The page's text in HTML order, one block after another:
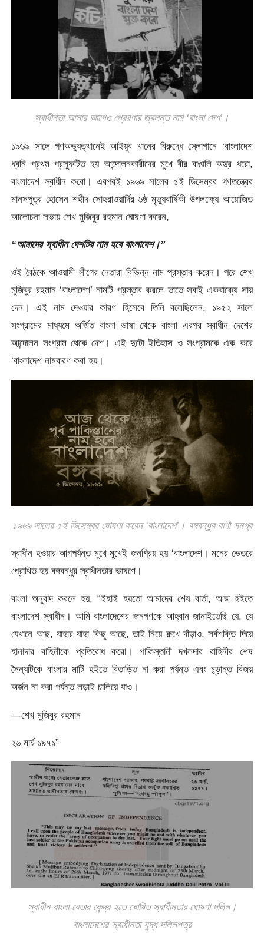
স্বাধীনতা আসার আগেও প্রেরণার জ্বলন্ত নাম ‘বাংলা দেশ’।
১৯৬৯ সালে গণঅভ্যুত্থানেই আইয়ুব খানের বিরুদ্ধে স্লোগানে ‘বাংলাদেশ
ধ্বনি প্রথম প্রস্ফুটিত হয় আন্দোলনকারীদের মুখে বীর বাঙালি অস্ত্র ধরো,
বাংলাদেশ স্বাধীন করো। এরপরই ১৯৬৯ সালের ৫ই ডিসেম্বর গণতন্ত্রের
মানসপুত্র হোসেন শহীদ সোহরাওয়ার্দির ৬ষ্ঠ মৃত্যুবার্ষিকী উপলক্ষ্যে আয়োজিত
আলোচনা সভায় শেখ মুজিবুর রহমান ঘোষণা করেন,
“আমাদের স্বাধীন দেশটির নাম হবে বাংলাদেশ।”
ওই বৈঠকে আওয়ামী লীগের নেতারা বিভিন্ন নাম প্রস্তাব করেন। পরে শেখ
মুজিবুর রহমান ‘বাংলাদেশ’ নামটি প্রস্তাব করলে তাতে সবাই একবাক্যে সায়
দেন। এই নাম দেওয়ার কারণ হিসেবে তিনি বলেছিলেন, ১৯৫২ সালে
সংগ্রামের মাধ্যমে অর্জিত বাংলা ভাষা থেকে বাংলা এরপর স্বাধীন দেশের
আন্দোলন সংগ্রাম থেকে দেশ। এই দুটো ইতিহাস ও সংগ্রামকে এক করে
‘বাংলাদেশ নামকরণ করা হয়।
১৯৬৯ সালের ৫ই ডিসেম্বর ঘোষণা করেন ‘বাংলাদেশ’। বঙ্গবন্ধুর বাণী সমগ্র
স্বাধীন হওয়ার আগপর্যন্ত মুখে মুখেই জনপ্রিয় হয় ‘বাংলাদেশ। মনের ভেতরে
প্রোথিত হয় বঙ্গবন্ধুর স্বাধীনতার ভাষণে।
বাংলা অনুবাদ করলে হয়, “ইহাই হয়তো আমাদের শেষ বার্তা, আজ হইতে
বাংলাদেশ স্বাধীন। আমি বাংলাদেশের জনগণকে আহ্বান জানাইতেছি যে, যে
যেখানে আছ, যাহার যাহা কিছু আছে, তাই নিয়ে রুখে দাঁড়াও, সর্বশক্তি দিয়ে
হানাদার বাহিনীকে প্রতিরোধ করো। পাকিস্তানী দখলদার বাহিনীর শেষ
সৈন্যটিকে বাংলার মাটি হইতে বিতাড়িত না করা পর্যন্ত এবং চূড়ান্ত বিজয়
অর্জন না করা পর্যন্ত লড়াই চালিয়ে যাও।
—শেখ মুজিবুর রহমান
২৬ মার্চ ১৯৭১”
স্বাধীন বাংলা বেতার কেন্দ্র হতে ঘোষিত স্বাধীনতার ঘোষণা দলিল।
বাংলাদেশের স্বাধীনতা যুদ্ধ দলিলপত্র